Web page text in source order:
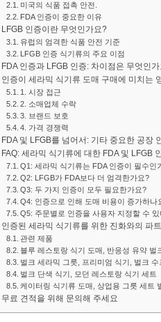
미국의 식품 접촉 안전.
FDA 인증이 중요한 이유
LFGB 인증이란 무엇인가요?
유럽의 엄격한 식품 안전 기준
LFGB 인증 식기류의 주요 이점
FDA 인증과 LFGB 인증: 차이점은 무엇인
인증이 세라믹 식기류 도매 구매에 미치는
1. 시장 접근
2. 소매업체 수락
3. 브랜드 보호
4. 가격 경쟁력
FDA 및 LFGB를 넘어서: 기타 중요한 공장
FAQ: 세라믹 식기류에 대한 FDA 및 LFGB
Q1: 세라믹 식기류는 FDA 인증이 필수인
Q2: LFGB가 FDA보다 더 엄격한가요?
Q3: 두 가지 인증이 모두 필요한가요?
Q4: 인증으로 인해 도매 비용이 증가하나
Q5: 주문별로 인증을 사용자 지정할 수 있
인증된 세라믹 식기류를 위한 진화와의 파
관련 제품
블루 레스토랑 식기 도매, 반응성 유약 벌
벌크 세라믹 그릇, 프리미엄 식기, 벌크 수
벌크 단색 식기, 모던 레스토랑 식기 세트
케이터링 식기류 도매, 상업용 그릇 세트
무료 견적을 위해 문의해 주세요